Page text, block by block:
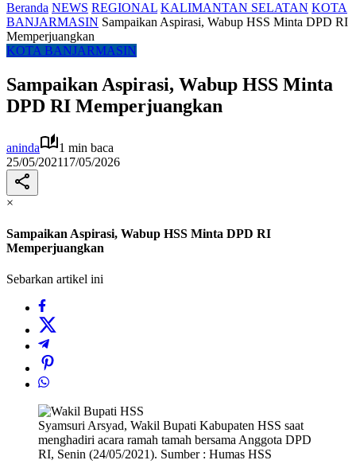
Beranda NEWS REGIONAL KALIMANTAN SELATAN KOTA
BANJARMASIN Sampaikan Aspirasi, Wabup HSS Minta DPD RI
Memperjuangkan
KOTA BANJARMASIN
Sampaikan Aspirasi, Wabup HSS Minta
DPD RI Memperjuangkan
aninda
1 min baca
25/05/202117/05/2026
×
Sampaikan Aspirasi, Wabup HSS Minta DPD RI
Memperjuangkan
Sebarkan artikel ini
Syamsuri Arsyad, Wakil Bupati Kabupaten HSS saat
menghadiri acara ramah tamah bersama Anggota DPD
RI, Senin (24/05/2021). Sumber : Humas HSS